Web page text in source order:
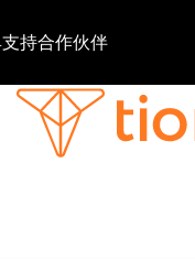
支持合作伙伴